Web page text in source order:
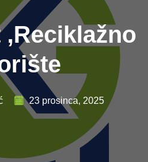
23 prosinca, 2025